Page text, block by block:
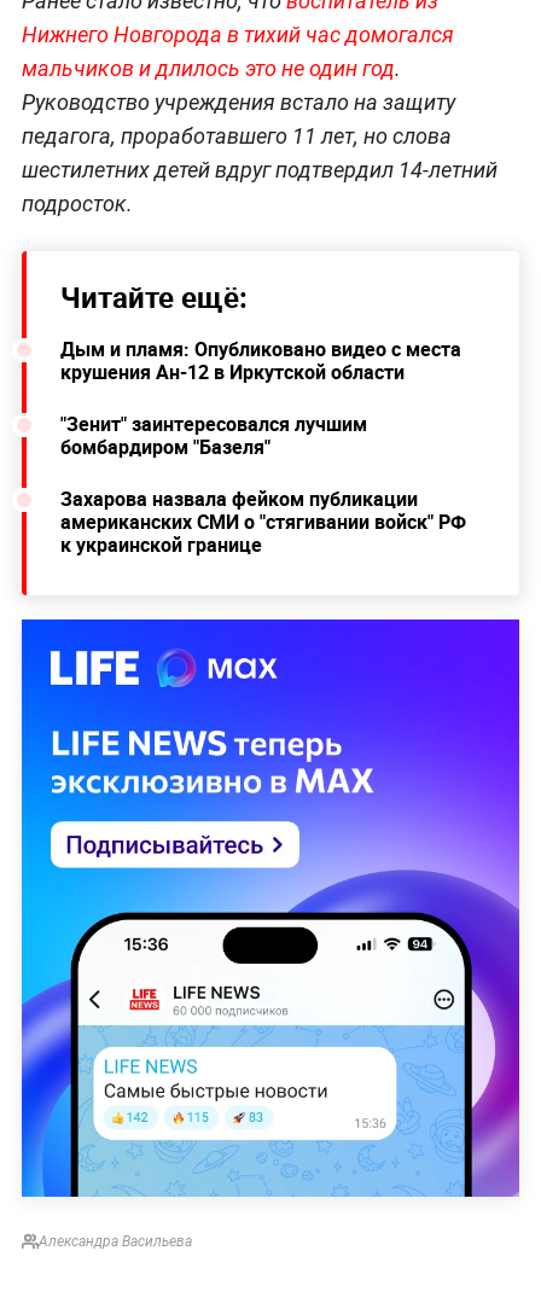
Нижнего Новгорода в тихий час домогался
мальчиков и длилось это не один год.
Руководство учреждения встало на защиту
педагога, проработавшего 11 лет, но слова
шестилетних детей вдруг подтвердил 14-летний
подросток.
Читайте ещё:
Дым и пламя: Опубликовано видео с места
крушения Ан-12 в Иркутской области
"Зенит" заинтересовался лучшим
бомбардиром "Базеля"
Захарова назвала фейком публикации
американских СМИ о "стягивании войск" РФ
к украинской границе
Александра Васильева